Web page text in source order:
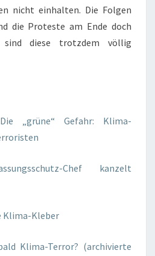
nicht einhalten. Die Folgen
die Proteste am Ende doch
diese trotzdem völlig
„grüne“ Gefahr: Klima-
Chef kanzelt
Klima-Kleber
Klima-Terror? (archivierte